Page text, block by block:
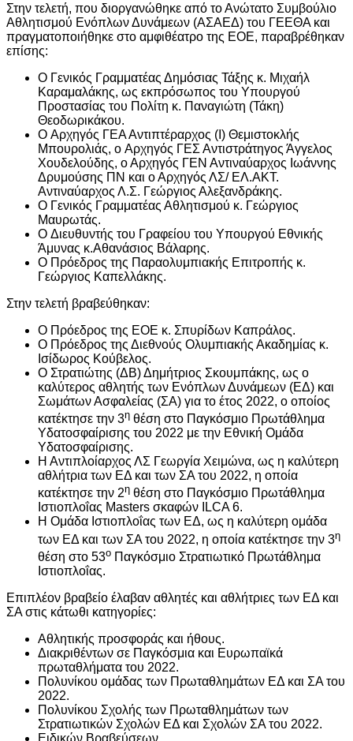
Στην τελετή, που διοργανώθηκε από το Ανώτατο Συμβούλιο
Αθλητισμού Ενόπλων Δυνάμεων (ΑΣΑΕΔ) του ΓΕΕΘΑ και
πραγματοποιήθηκε στο αμφιθέατρο της ΕΟΕ, παραβρέθηκαν
επίσης:
Ο Γενικός Γραμματέας Δημόσιας Τάξης κ. Μιχαήλ
Καραμαλάκης, ως εκπρόσωπος του Υπουργού
Προστασίας του Πολίτη κ. Παναγιώτη (Τάκη)
Θεοδωρικάκου.
O Αρχηγός ΓΕΑ Αντιπτέραρχος (Ι) Θεμιστοκλής
Μπουρολιάς, o Αρχηγός ΓΕΣ Αντιστράτηγος Άγγελος
Χουδελούδης, ο Αρχηγός ΓΕΝ Αντιναύαρχος Ιωάννης
Δρυμούσης ΠΝ και ο Αρχηγός ΛΣ/ ΕΛ.ΑΚΤ.
Αντιναύαρχος Λ.Σ. Γεώργιος Αλεξανδράκης.
Ο Γενικός Γραμματέας Αθλητισμού κ. Γεώργιος
Μαυρωτάς.
O Διευθυντής του Γραφείου του Υπουργού Εθνικής
Άμυνας κ.Αθανάσιος Βάλαρης.
Ο Πρόεδρος της Παραολυμπιακής Επιτροπής κ.
Γεώργιος Καπελλάκης.
Στην τελετή βραβεύθηκαν:
Ο Πρόεδρος της ΕΟΕ κ. Σπυρίδων Καπράλος.
Ο Πρόεδρος της Διεθνούς Ολυμπιακής Ακαδημίας κ.
Ισίδωρος Κούβελος.
Ο Στρατιώτης (ΔΒ) Δημήτριος Σκουμπάκης, ως ο
καλύτερος αθλητής των Ενόπλων Δυνάμεων (ΕΔ) και
Σωμάτων Ασφαλείας (ΣΑ) για το έτος 2022, ο οποίος
κατέκτησε την 3η θέση στο Παγκόσμιο Πρωτάθλημα
Υδατοσφαίρισης του 2022 με την Εθνική Ομάδα
Υδατοσφαίρισης.
Η Αντιπλοίαρχος ΛΣ Γεωργία Χειμώνα, ως η καλύτερη
αθλήτρια των ΕΔ και των ΣΑ του 2022, η οποία
κατέκτησε την 2η θέση στο Παγκόσμιο Πρωτάθλημα
Ιστιοπλοΐας Masters σκαφών ILCA 6.
Η Ομάδα Ιστιοπλοΐας των ΕΔ, ως η καλύτερη ομάδα
των ΕΔ και των ΣΑ του 2022, η οποία κατέκτησε την 3η
θέση στο 53o Παγκόσμιο Στρατιωτικό Πρωτάθλημα
Ιστιοπλοΐας.
Επιπλέον βραβείο έλαβαν αθλητές και αθλήτριες των ΕΔ και
ΣΑ στις κάτωθι κατηγορίες:
Αθλητικής προσφοράς και ήθους.
Διακριθέντων σε Παγκόσμια και Ευρωπαϊκά
πρωταθλήματα του 2022.
Πολυνίκου ομάδας των Πρωταθλημάτων ΕΔ και ΣΑ του
2022.
Πολυνίκου Σχολής των Πρωταθλημάτων των
Στρατιωτικών Σχολών ΕΔ και Σχολών ΣΑ του 2022.
Ειδικών Βραβεύσεων.